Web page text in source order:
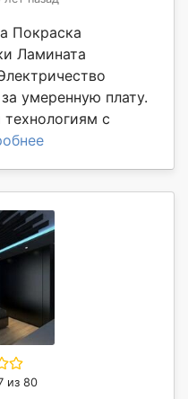
Покраска
Ламината
умеренную плату.
с
из 80